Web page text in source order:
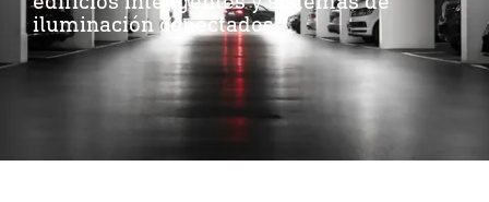
iluminación conectados.